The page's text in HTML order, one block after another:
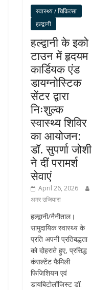
स्वास्थ्य / चिकित्सा
हल्द्वानी
हल्द्वानी के इको
टाउन में हृदयम
कार्डियक एंड
डायग्नोस्टिक
सेंटर द्वारा
निःशुल्क
स्वास्थ्य शिविर
का आयोजन:
डॉ. सुपर्णा जोशी
ने दीं परामर्श
सेवाएं
April 26, 2026
अमर उजियारा
हल्द्वानी/नैनीताल।
सामुदायिक स्वास्थ्य के
प्रति अपनी प्रतिबद्धता
को दोहराते हुए, प्रसिद्ध
कंसल्टेंट फैमिली
फिजिशियन एवं
डायबिटोलॉजिस्ट डॉ.